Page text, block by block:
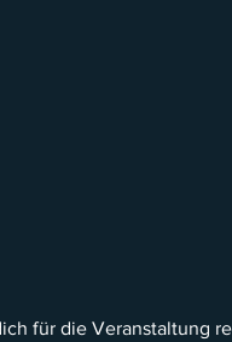
für die Veranstaltung